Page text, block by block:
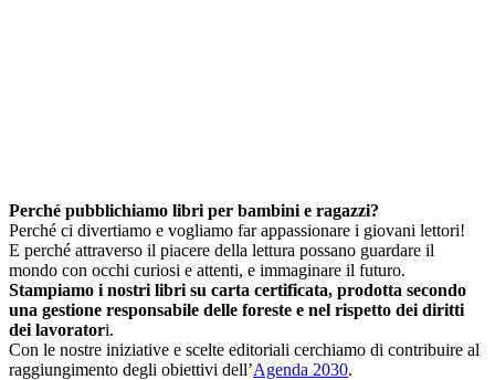
Perché pubblichiamo libri per bambini e ragazzi?
Perché ci divertiamo e vogliamo far appassionare i giovani lettori!
E perché attraverso il piacere della lettura possano guardare il
mondo con occhi curiosi e attenti, e immaginare il futuro.
Stampiamo i nostri libri su carta certificata, prodotta secondo
una gestione responsabile delle foreste e nel rispetto dei diritti
dei lavoratori.
Con le nostre iniziative e scelte editoriali cerchiamo di contribuire al
raggiungimento degli obiettivi dell’Agenda 2030.